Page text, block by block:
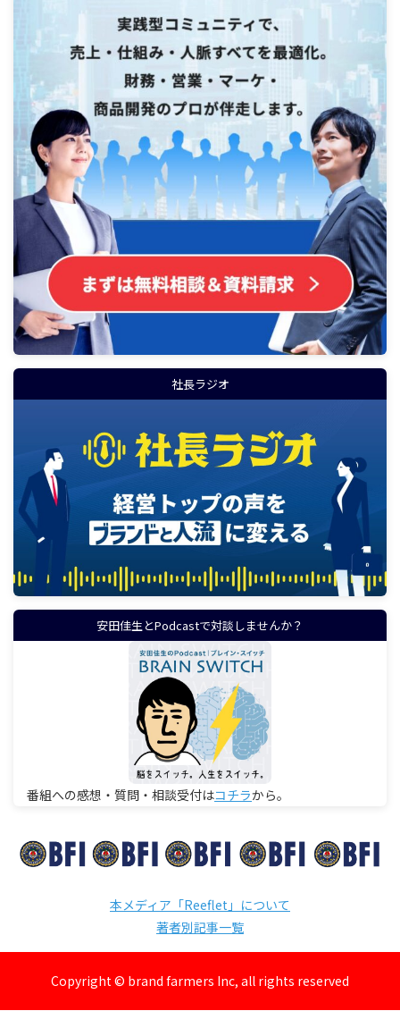
社長ラジオ
安田佳生とPodcastで対談しませんか？
番組への感想・質問・相談受付はコチラから。
本メディア「Reeflet」について
著者別記事一覧
Copyright © brand farmers Inc, all rights reserved